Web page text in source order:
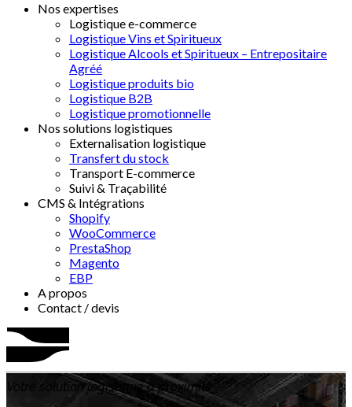
Nos expertises
Logistique e-commerce
Logistique Vins et Spiritueux
Logistique Alcools et Spiritueux – Entrepositaire
Agréé
Logistique produits bio
Logistique B2B
Logistique promotionnelle
Nos solutions logistiques
Externalisation logistique
Transfert du stock
Transport E-commerce
Suivi & Traçabilité
CMS & Intégrations
Shopify
WooCommerce
PrestaShop
Magento
EBP
A propos
Contact / devis
Votre solution logistique à proximité